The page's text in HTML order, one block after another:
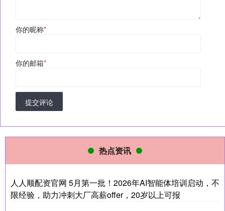
你的昵称*
你的邮箱*
提交评论
热点资讯
人人顺配资官网 5月第一批！2026年AI智能体培训启动，不
限经验，助力冲刺大厂高薪offer，20岁以上可报